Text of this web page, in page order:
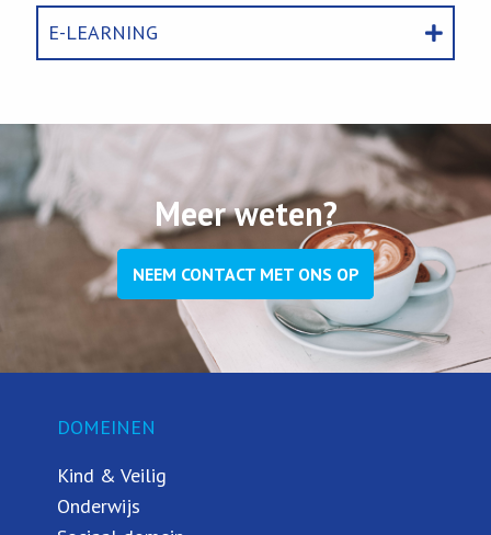
E-LEARNING
Meer weten?
NEEM CONTACT MET ONS OP
DOMEINEN
Kind & Veilig
Onderwijs